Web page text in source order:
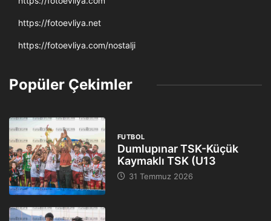
https://fotoevliya.net
https://fotoevliya.com/nostalji
Popüler Çekimler
FUTBOL
Dumlupınar TSK-Küçük
Kaymaklı TSK (U13
31 Temmuz 2026